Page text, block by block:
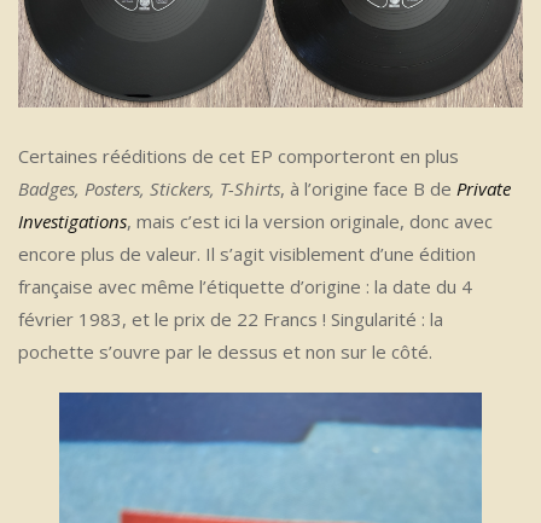
Certaines rééditions de cet EP comporteront en plus
Badges, Posters, Stickers, T-Shirts, à l’origine face B de Private
Investigations, mais c’est ici la version originale, donc avec
encore plus de valeur. Il s’agit visiblement d’une édition
française avec même l’étiquette d’origine : la date du 4
février 1983, et le prix de 22 Francs ! Singularité : la
pochette s’ouvre par le dessus et non sur le côté.